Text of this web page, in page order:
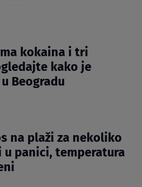
kokaina i tri
kako je
Beogradu
na plaži za nekoliko
panici, temperatura